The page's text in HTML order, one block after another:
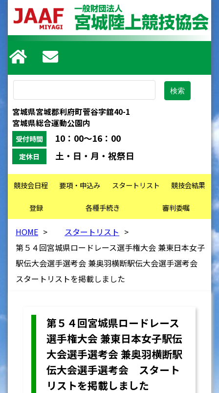
宮城県宮城郡利府町菅谷字舘40-1
宮城県総合運動公園内
受付時間 10：00～16：00
定休日 土・日・月・祝祭日
競技会日程 要項・申込み スタートリスト 競技会結果
登録 各種手続き 審判委嘱
HOME > スタートリスト >
第５４回宮城県ロードレース選手権大会 兼東日本女子
駅伝大会選手選考会 兼奥羽横断駅伝大会選手選考会
スタートリストを掲載しました
第５４回宮城県ロードレース
選手権大会 兼東日本女子駅伝
大会選手選考会 兼奥羽横断駅
伝大会選手選考会 スタート
リストを掲載しました